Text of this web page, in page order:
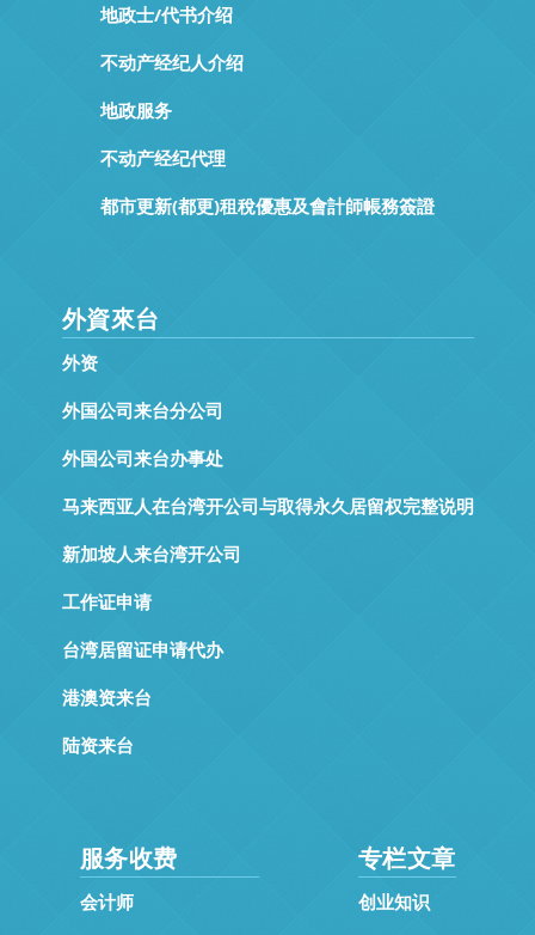
地政士/代书介绍
不动产经纪人介绍
地政服务
不动产经纪代理
都市更新(都更)租稅優惠及會計師帳務簽證
外資來台
外资
外国公司来台分公司
外国公司来台办事处
马来西亚人在台湾开公司与取得永久居留权完整说明
新加坡人来台湾开公司
工作证申请
台湾居留证申请代办
港澳资来台
陆资来台
服务收费
会计师
专栏文章
创业知识